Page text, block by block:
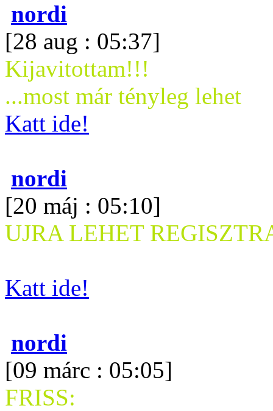
nordi
[28 aug : 05:37]
Kijavitottam!!!
...most már tényleg lehet
Katt ide!
nordi
[20 máj : 05:10]
UJRA LEHET
Katt ide!
nordi
[09 márc : 05:05]
FRISS: